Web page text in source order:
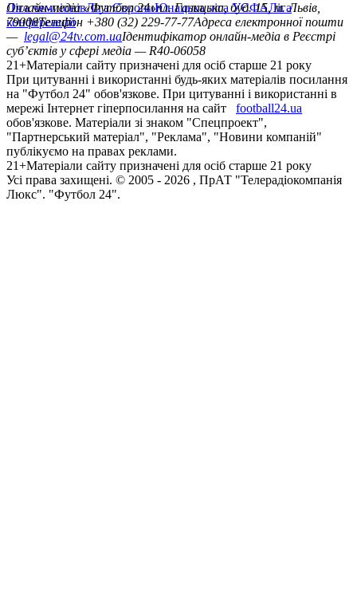
Ліга чемпіонівЛіга ЄвропиЮнацька ліга УЄФАЛіга
конференцій
Онлайн-медіа «Футбол 24»пл. Галицька, буд. 15, м. Львів,
79008Телефон +380 (32) 229-77-77Адреса електронної пошти
— legal@24tv.com.uaІдентифікатор онлайн-медіа в Реєстрі
суб’єктів у сфері медіа — R40-06058
21+Матеріали сайту призначені для осіб старше 21 року
При цитуванні і використанні будь-яких матеріалів посилання
на "Футбол 24" обов'язкове. При цитуванні і використанні в
мережі Інтернет гіперпосилання на сайт
football24.ua
обов'язкове. Матеріали зі знаком "Спецпроект",
"Партнерський матеріал", "Реклама", "Новини компаній"
публікуємо на правах реклами.
21+Матеріали сайту призначені для осіб старше 21 року
Усi права захищенi. © 2005 - 2026 , ПрАТ "Телерадіокомпанія
Люкс". "Футбол 24".